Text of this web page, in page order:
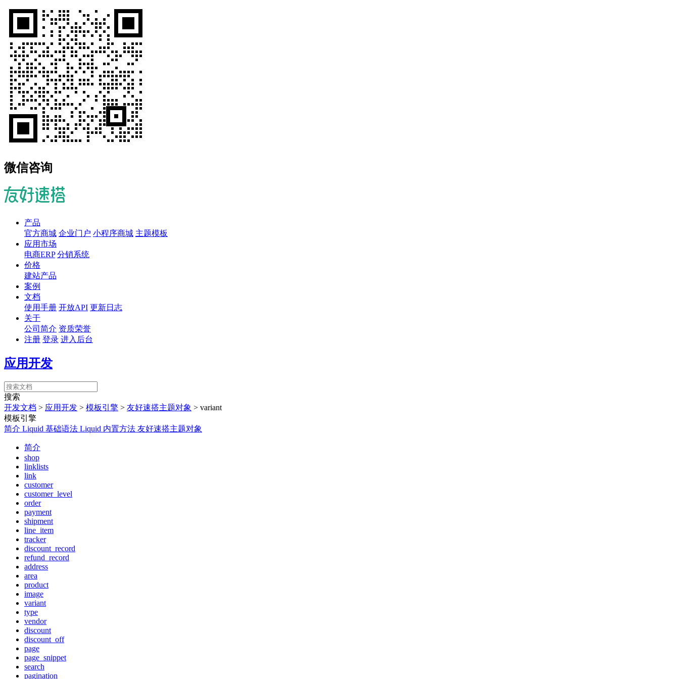
微信咨询
产品
官方商城 企业门户 小程序商城 主题模板
应用市场
电商ERP 分销系统
价格
建站产品
案例
文档
使用手册 开放API 更新日志
关于
公司简介 资质荣誉
注册 登录 进入后台
应用开发
搜索
开发文档 > 应用开发 > 模板引擎 > 友好速搭主题对象 > variant
模板引擎
简介 Liquid 基础语法 Liquid 内置方法 友好速搭主题对象
简介
shop
linklists
link
customer
customer_level
order
payment
shipment
line_item
tracker
discount_record
refund_record
address
area
product
image
variant
type
vendor
discount
discount_off
page
page_snippet
search
pagination